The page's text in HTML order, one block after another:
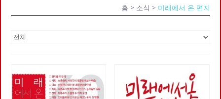
홈 > 소식 > 미래에서 온 편지